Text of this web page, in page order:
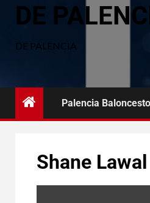
DE
DE PALENCIA
Palencia Baloncesto
Shane Lawal